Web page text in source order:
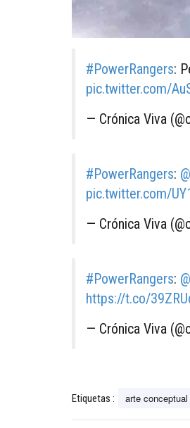
#PowerRangers:
pic.twitter.com/
— Crónica Viva
#PowerRangers:
pic.twitter.com/
— Crónica Viva
#PowerRangers:
https://t.co/
— Crónica Viva
Etiquetas : arte conceptual